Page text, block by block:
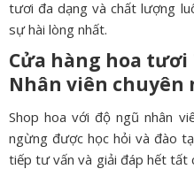
tươi đa dạng và chất lượng
sự hài lòng nhất.
Cửa hàng hoa tươi
Nhân viên
Shop hoa với độ ngũ nhân
ngừng được học hỏi và đào
tiếp tư vấn và giải đáp hết tất